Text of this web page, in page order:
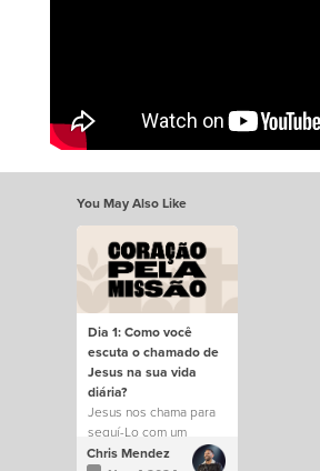
You May Also Like
Dia 1: Como você
escuta o chamado de
Jesus na sua vida
diária?
Jesus nos chama para
seguí-Lo com um
propósito.
Chris Mendez